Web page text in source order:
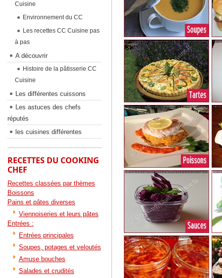
Cuisine
Environnement du CC
Les recettes CC Cuisine pas
à pas
A découvrir
Histoire de la pâtisserie CC
Cuisine
Les différentes cuissons
Les astuces des chefs
réputés
les cuisines différentes
RECETTES DU COOKING
CHEF
Recettes classées par thèmes
Boissons
Pains et pâtes diverses
Viennoiseries et leurs pâtes
Entrées :
Entrées principales
Soupes, potages et veloutés
Amuse bouches
Salades et crudités